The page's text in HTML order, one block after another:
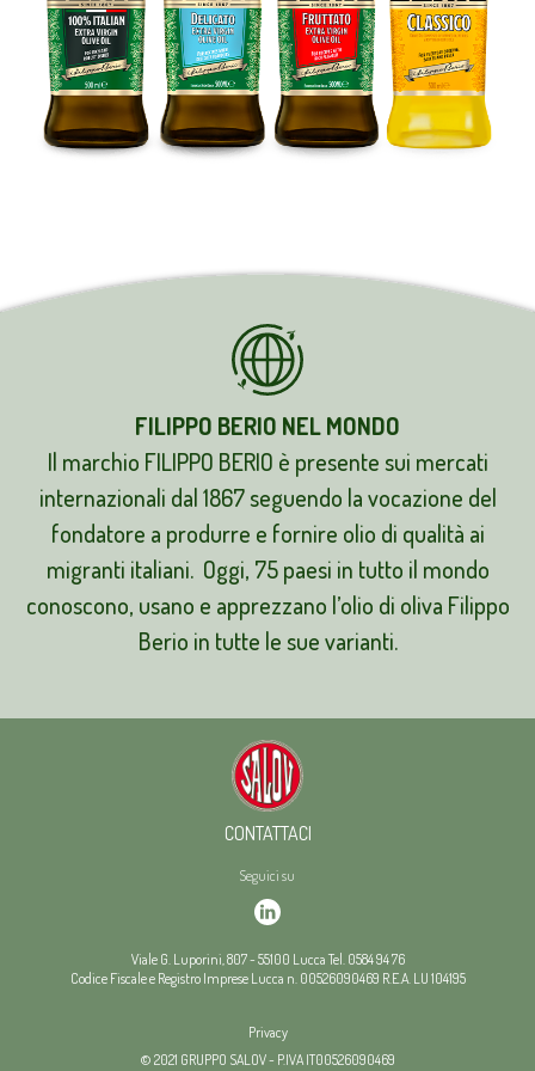
FILIPPO BERIO NEL MONDO
Il marchio FILIPPO BERIO è presente sui mercati
internazionali dal 1867 seguendo la vocazione del
fondatore a produrre e fornire olio di qualità ai
migranti italiani. Oggi, 75 paesi in tutto il mondo
conoscono, usano e apprezzano l’olio di oliva Filippo
Berio in tutte le sue varianti.
Viale G. Luporini, 807- 55100 Lucca Tel. 0584 94 76
Codice Fiscale e Registro Imprese Lucca n. 00526090469 R.E.A. LU 104195
CONTATTACI
Seguici su
Privacy
© 2021 GRUPPO SALOV - P.IVA IT00526090469